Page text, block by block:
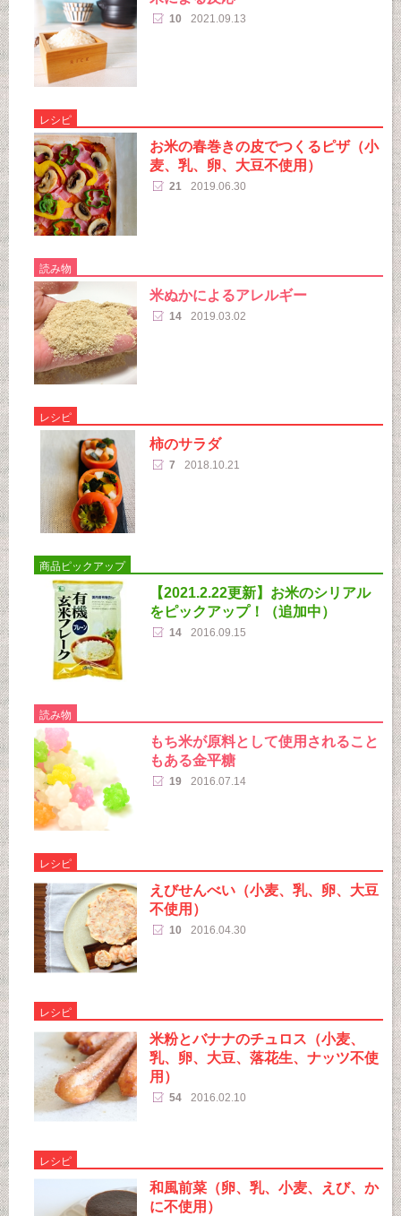
10 2021.09.13
レシピ
お米の春巻きの皮でつくるピザ（小
麦、乳、卵、大豆不使用）
21 2019.06.30
読み物
米ぬかによるアレルギー
14 2019.03.02
レシピ
柿のサラダ
7 2018.10.21
商品ピックアップ
【2021.2.22更新】お米のシリアル
をピックアップ！（追加中）
14 2016.09.15
読み物
もち米が原料として使用されること
もある金平糖
19 2016.07.14
レシピ
えびせんべい（小麦、乳、卵、大豆
不使用）
10 2016.04.30
レシピ
米粉とバナナのチュロス（小麦、
乳、卵、大豆、落花生、ナッツ不使
用）
54 2016.02.10
レシピ
和風前菜（卵、乳、小麦、えび、か
に不使用）